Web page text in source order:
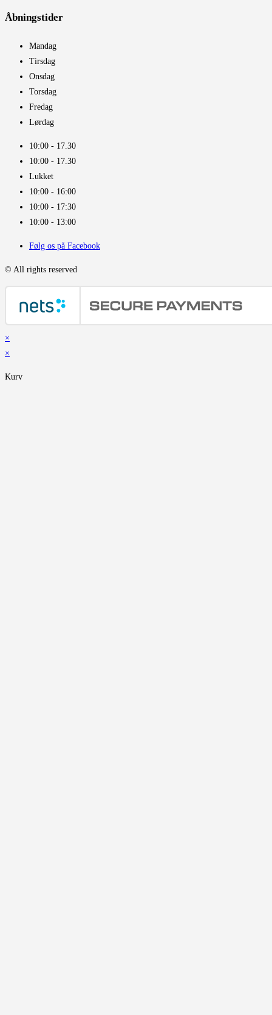
Åbningstider​
Mandag
Tirsdag
Onsdag
Torsdag
Fredag
Lørdag
10:00 - 17.30​
10:00 - 17.30​
Lukket
10:00 - 16:00​
10:00 - 17:30
10:00 - 13:00
Følg os på Facebook
© All rights reserved
×
×
Kurv